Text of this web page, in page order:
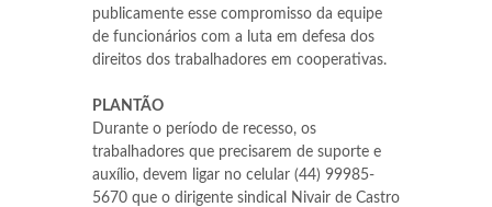
publicamente esse compromisso da equipe
de funcionários com a luta em defesa dos
direitos dos trabalhadores em cooperativas.
PLANTÃO
Durante o período de recesso, os
trabalhadores que precisarem de suporte e
auxílio, devem ligar no celular (44) 99985-
5670 que o dirigente sindical Nivair de Castro